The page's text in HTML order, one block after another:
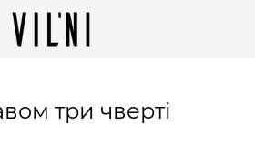
три чверті